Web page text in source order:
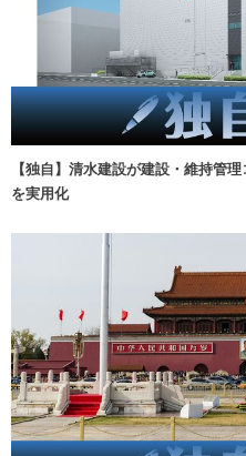
【独自】清水建設が建設・維持管
を実用化